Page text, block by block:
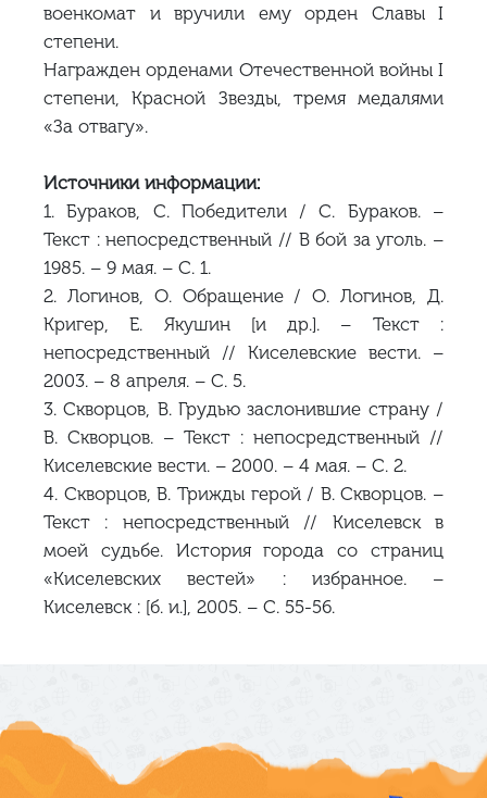
военкомат и вручили ему орден Славы I
степени.
Награжден орденами Отечественной войны I
степени, Красной Звезды, тремя медалями
«За отвагу».
Источники информации:
1. Бураков, С. Победители / С. Бураков. –
Текст : непосредственный // В бой за уголь. –
1985. – 9 мая. – С. 1.
2. Логинов, О. Обращение / О. Логинов, Д.
Кригер, Е. Якушин [и др.]. – Текст :
непосредственный // Киселевские вести. –
2003. – 8 апреля. – С. 5.
3. Скворцов, В. Грудью заслонившие страну /
В. Скворцов. – Текст : непосредственный //
Киселевские вести. – 2000. – 4 мая. – С. 2.
4. Скворцов, В. Трижды герой / В. Скворцов. –
Текст : непосредственный // Киселевск в
моей судьбе. История города со страниц
«Киселевских вестей» : избранное. –
Киселевск : [б. и.], 2005. – С. 55-56.